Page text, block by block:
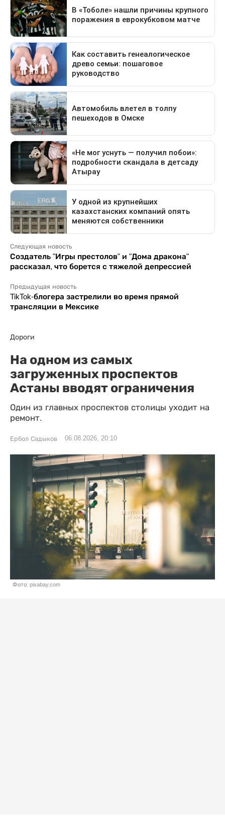
Следующая новость
Создатель "Игры престолов" и "Дома дракона"
рассказал, что борется с тяжелой депрессией
Предыдущая новость
TikTok-блогера застрелили во время прямой
трансляции в Мексике
Дороги
На одном из самых
загруженных проспектов
Астаны вводят ограничения
Один из главных проспектов столицы уходит на
ремонт.
Ербол Садыков 06.08.2026, 20:10
Фото: pixabay.com